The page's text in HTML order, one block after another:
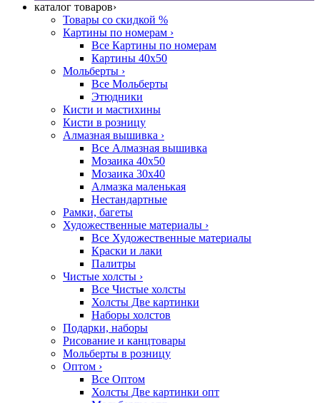
каталог товаров›
Товары со скидкой %
Картины по номерам ›
Все Картины по номерам
Картины 40x50
Мольберты ›
Все Мольберты
Этюдники
Кисти и мастихины
Кисти в розницу
Алмазная вышивка ›
Все Алмазная вышивка
Мозаика 40x50
Мозаика 30x40
Алмазка маленькая
Нестандартные
Рамки, багеты
Художественные материалы ›
Все Художественные материалы
Краски и лаки
Палитры
Чистые холсты ›
Все Чистые холсты
Холсты Две картинки
Наборы холстов
Подарки, наборы
Рисование и канцтовары
Мольберты в розницу
Оптом ›
Все Оптом
Холсты Две картинки опт